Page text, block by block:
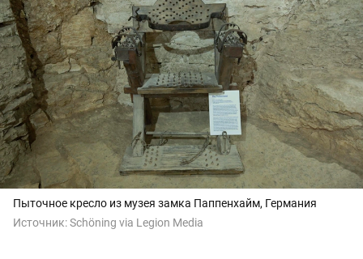
Пыточное кресло из музея замка Паппенхайм, Германия
Источник:Schöning via Legion Media